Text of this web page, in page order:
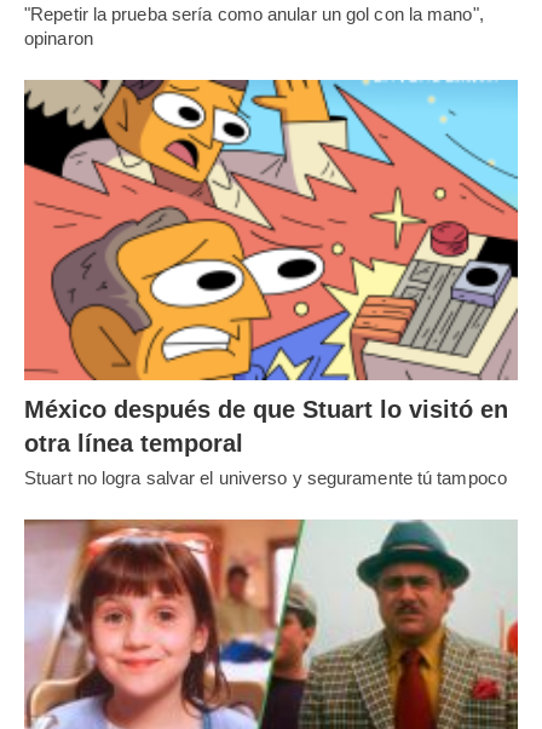
"Repetir la prueba sería como anular un gol con la mano",
opinaron
México después de que Stuart lo visitó en
otra línea temporal
Stuart no logra salvar el universo y seguramente tú tampoco